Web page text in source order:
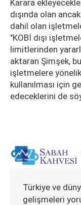
Karara
dışında olan
dahil olan
"KOBİ dışı
limitlerinden
aktaran Şimşek,
işletmelere
kullanılması için
edeceklerini de
Türkiye ve
gelişmeleri